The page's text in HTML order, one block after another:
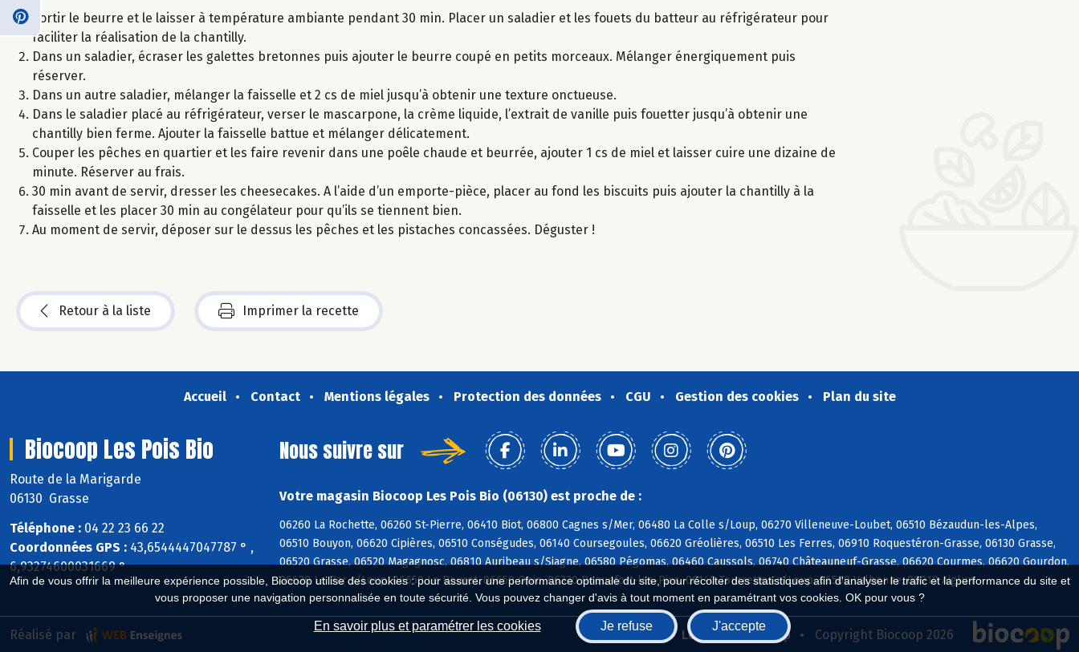
Afin de vous offrir la meilleure expérience possible, Biocoop utilise des cookies : pour assurer une performance optimale du site, pour récolter des statistiques afin d'analyser le trafic et la performance du site et
vous proposer une navigation personnalisée en toute sécurité. Vous pouvez changer d'avis à tout moment en paramétrant vos cookies. OK pour vous ?
En savoir plus et paramétrer les cookies Je refuse J'accepte
Sortir le beurre et le laisser à température ambiante pendant 30 min. Placer un saladier et les fouets du batteur au réfrigérateur pour
faciliter la réalisation de la chantilly.
Dans un saladier, écraser les galettes bretonnes puis ajouter le beurre coupé en petits morceaux. Mélanger énergiquement puis
réserver.
Dans un autre saladier, mélanger la faisselle et 2 cs de miel jusqu’à obtenir une texture onctueuse.
Dans le saladier placé au réfrigérateur, verser le mascarpone, la crème liquide, l’extrait de vanille puis fouetter jusqu’à obtenir une
chantilly bien ferme. Ajouter la faisselle battue et mélanger délicatement.
Couper les pêches en quartier et les faire revenir dans une poêle chaude et beurrée, ajouter 1 cs de miel et laisser cuire une dizaine de
minute. Réserver au frais.
30 min avant de servir, dresser les cheesecakes. A l’aide d’un emporte-pièce, placer au fond les biscuits puis ajouter la chantilly à la
faisselle et les placer 30 min au congélateur pour qu’ils se tiennent bien.
Au moment de servir, déposer sur le dessus les pêches et les pistaches concassées. Déguster !
Retour à la liste Imprimer la recette
Accueil Contact Mentions légales Protection des données CGU Gestion des cookies Plan du site
Biocoop Les Pois Bio
Route de la Marigarde
06130 Grasse
Téléphone : 04 22 23 66 22
Coordonnées GPS : 43,6544447047787 ° ,
6,93274600031669 °
Nous suivre sur
Votre magasin Biocoop Les Pois Bio (06130) est proche de :
06260 La Rochette, 06260 St-Pierre, 06410 Biot, 06800 Cagnes s/Mer, 06480 La Colle s/Loup, 06270 Villeneuve-Loubet, 06510 Bézaudun-les-Alpes,
06510 Bouyon, 06620 Cipières, 06510 Conségudes, 06140 Coursegoules, 06620 Gréolières, 06510 Les Ferres, 06910 Roquestéron-Grasse, 06130 Grasse,
06520 Grasse, 06520 Magagnosc, 06810 Auribeau s/Siagne, 06580 Pégomas, 06460 Caussols, 06740 Châteauneuf-Grasse, 06620 Courmes, 06620 Gourdon,
06620 Le Bar s/Loup, 06650 Le Rouret, 06650 Opio, 06330 Roquefort-les-Pins, 06140 Tourrettes s/Loup, 06560 Valbonne, 06910 Aiglun
Biocoop.fr Le réseau Biocoop Copyright Biocoop 2026
Réalisé par